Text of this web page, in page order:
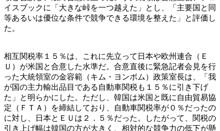
イスブックに「大きな峠を一つ越えた」とし、「主要国と同
等あるいは優位な条件で競争できる環境を整えた」と評価し
た。
相互関税率１５％は、これに先立って日本や欧州連合（Ｅ
Ｕ）が米国と合意した水準だ。合意直後に緊急記者会見を行
った大統領室の金容範（キム・ヨンボム）政策室長は、「我
が国の主力輸出品目である自動車関税も１５％に引き下げ
た」と明らかにした。ただし、韓国は米国と既に自由貿易協
定（ＦＴＡ）を締結しており、自動車関税率が０％だったの
に対し、日本とＥＵは２．５％だった。したがって、関税の
引き上げ幅は韓国の方が大きく、相対的な競争力の低下が懸